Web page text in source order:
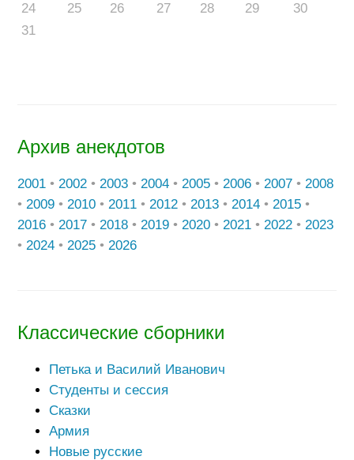
24
25 26 27 28 29
30
31
Архив анекдотов
2001 • 2002 • 2003 • 2004 • 2005 • 2006 • 2007 • 2008
• 2009 • 2010 • 2011 • 2012 • 2013 • 2014 • 2015 •
2016 • 2017 • 2018 • 2019 • 2020 • 2021 • 2022 • 2023
• 2024 • 2025 • 2026
Классические сборники
Петька и Василий Иванович
Студенты и сессия
Сказки
Армия
Новые русские